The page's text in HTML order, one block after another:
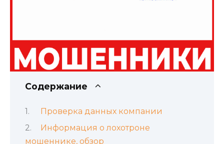
Содержание
Проверка данных компании
Информация о лохотроне
мошеннике, обзор